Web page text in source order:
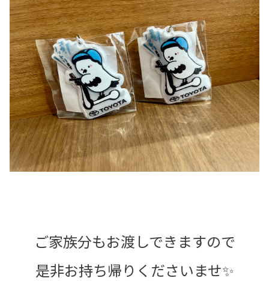
ご家族分もお渡しできますので
是非お持ち帰りくださいませ✨